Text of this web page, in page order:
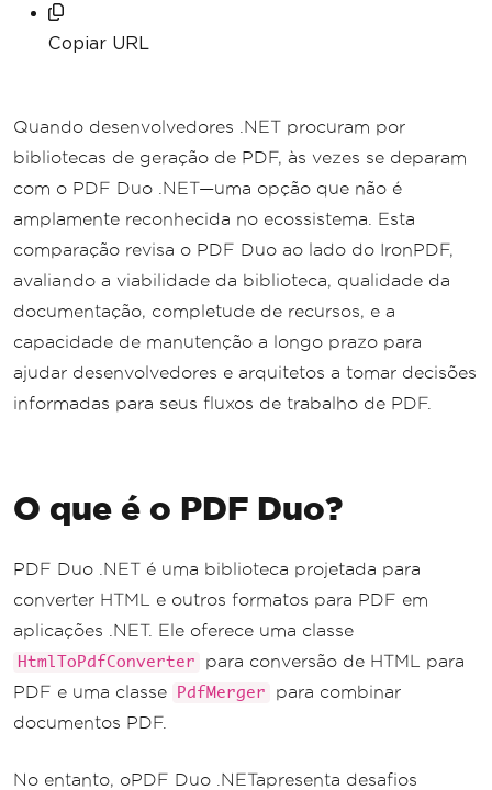
Copiar URL
Quando desenvolvedores .NET procuram por
bibliotecas de geração de PDF, às vezes se deparam
com o PDF Duo .NET—uma opção que não é
amplamente reconhecida no ecossistema. Esta
comparação revisa o PDF Duo ao lado do IronPDF,
avaliando a viabilidade da biblioteca, qualidade da
documentação, completude de recursos, e a
capacidade de manutenção a longo prazo para
ajudar desenvolvedores e arquitetos a tomar decisões
informadas para seus fluxos de trabalho de PDF.
O que é o PDF Duo?
PDF Duo .NET é uma biblioteca projetada para
converter HTML e outros formatos para PDF em
aplicações .NET. Ele oferece uma classe
HtmlToPdfConverter
para conversão de HTML para
PDF e uma classe
PdfMerger
para combinar
documentos PDF.
No entanto, oPDF Duo .NETapresenta desafios